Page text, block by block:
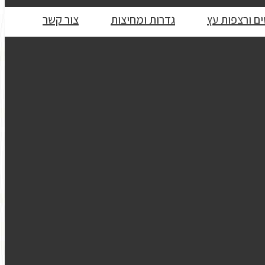
ורצפות עץ גדרות ומחיצות צור קשר